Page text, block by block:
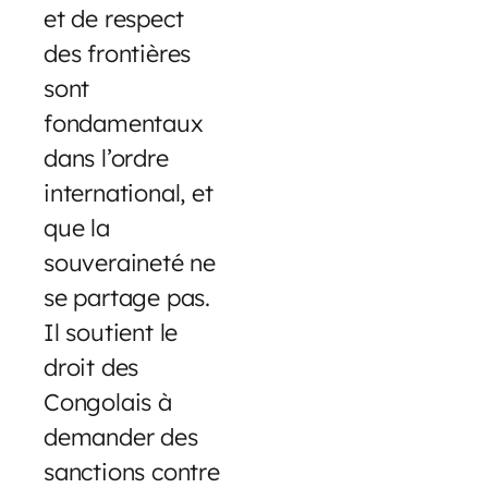
et de respect
des frontières
sont
fondamentaux
dans l’ordre
international, et
que la
souveraineté ne
se partage pas.
Il soutient le
droit des
Congolais à
demander des
sanctions contre